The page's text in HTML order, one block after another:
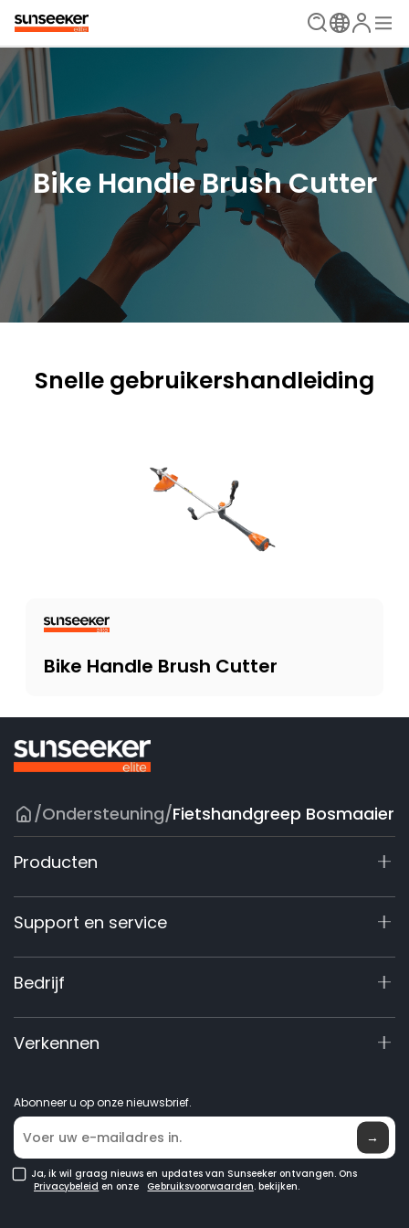
Bike Handle Brush Cutter
Snelle gebruikershandleiding
Bike Handle Brush Cutter
/Ondersteuning/Fietshandgreep Bosmaaier
Producten
X7 / X7 Plus Gen 2
X9-serie
X5 Gen 2
X3 Gen 2
60V commercieel
Accessoires
GPS robotmaaiers
Robotgrasmaaiers voor grote gazons
Support en service
Supportcenter
Garantieregistratie
Vraag over product
Handleidingen en video's
Bedrijf
Over Ons
Elite Lab
Waar te koop
Verkennen
Abonneer u op onze nieuwsbrief.
→
Ja, ik wil graag nieuws en updates van Sunseeker ontvangen. Ons
Privacybeleid en onze Gebruiksvoorwaarden. bekijken.